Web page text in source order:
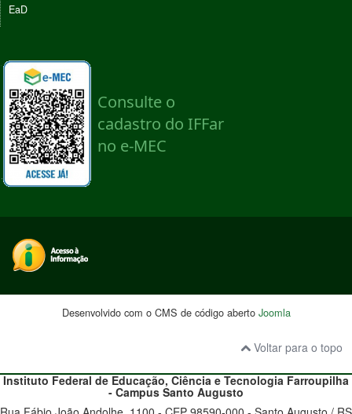
EaD
Desenvolvido com o CMS de código aberto Joomla
Voltar para o topo
Instituto Federal de Educação, Ciência e Tecnologia Farroupilha
- Campus Santo Augusto